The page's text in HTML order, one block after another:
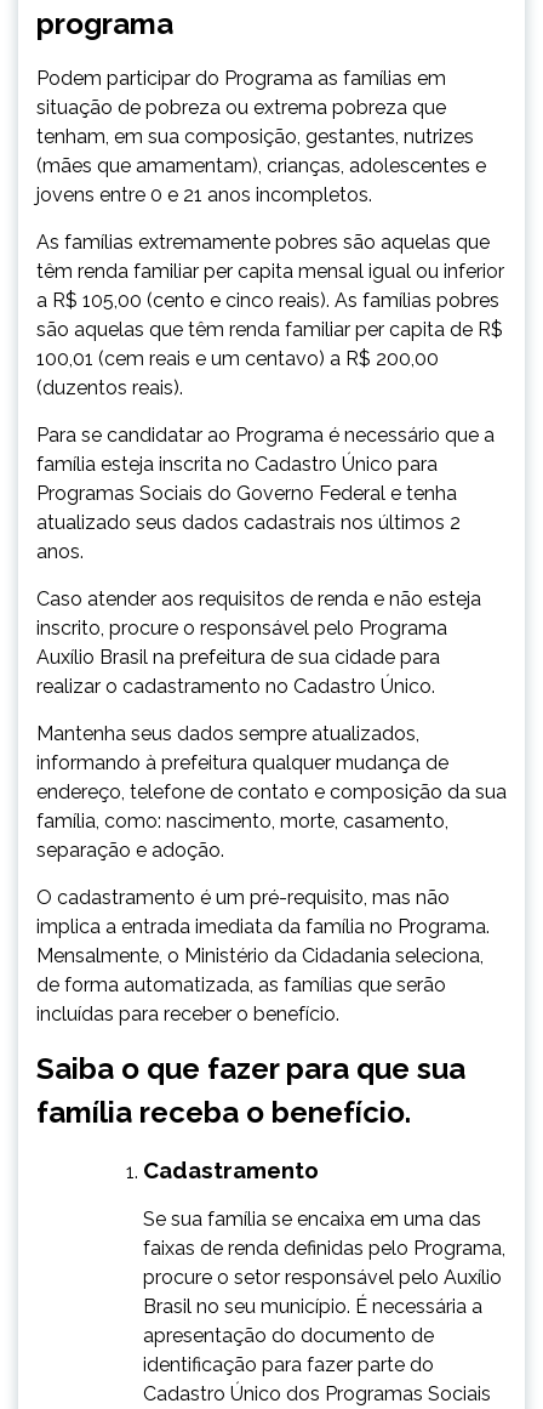
programa
​Podem participar do Programa as famílias em
situação de pobreza ou extrema pobreza que
tenham, em sua composição, gestantes, nutrizes
(mães que amamentam), crianças, adolescentes e
jovens entre 0 e 21 anos incompletos.
As famílias extremamente pobres são aquelas que
têm renda familiar per capita mensal igual ou inferior
a R$ 105,00 (cento e cinco reais). As famílias pobres
são aquelas que têm renda familiar per capita de R$
100,01 (cem reais e um centavo) a R$ 200,00
(duzentos reais).
Para se candidatar ao Programa é necessário que a
família esteja inscrita no Cadastro Único para
Programas Sociais do Governo Federal e tenha
atualizado seus dados cadastrais nos últimos 2
anos.
Caso atender aos requisitos de renda e não esteja
inscrito, procure o responsável pelo Programa
Auxílio Brasil na prefeitura de sua cidade para
realizar o cadastramento no Cadastro Único.
Mantenha seus dados sempre atualizados,
informando à prefeitura qualquer mudança de
endereço, telefone de contato e composição da sua
família, como: nascimento, morte, casamento,
separação e adoção.
O cadastramento é um pré-requisito, mas não
implica a entrada imediata da família no Programa.
Mensalmente, o Ministério da Cidadania seleciona,
de forma automatizada, as famílias que serão
incluídas para receber o benefício.
Saiba o que fazer para que sua
família receba o benefício.
Cadastramento
​Se sua família se encaixa em uma das
faixas de renda definidas pelo Programa,
procure o setor responsável pelo Auxílio
Brasil no seu município. É necessária a
apresentação do documento de
identificação para fazer parte do
Cadastro Único dos Programas Sociais